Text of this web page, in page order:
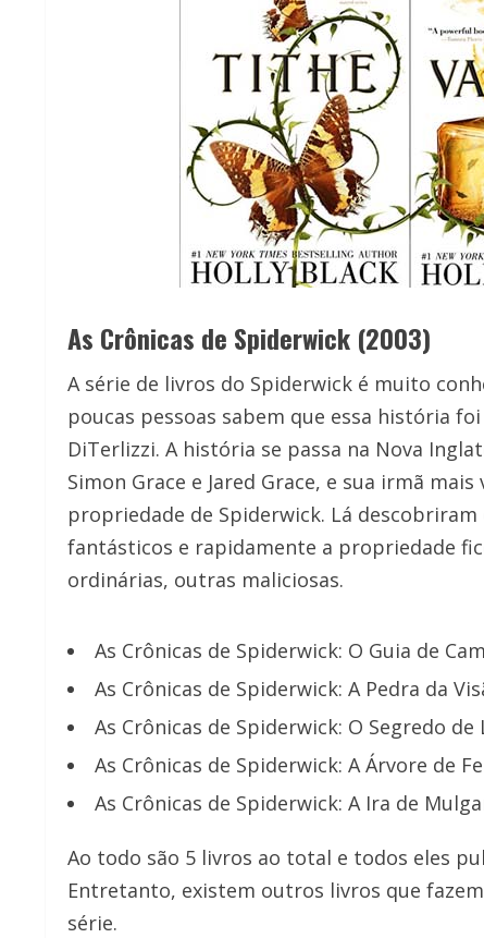
As Crônicas de Spiderwick (2003)
A série de livros do Spiderwick é muito
poucas pessoas sabem que essa história
DiTerlizzi. A história se passa na Nova
Simon Grace e Jared Grace, e sua irmã
propriedade de Spiderwick. Lá
fantásticos e rapidamente a propriedade
ordinárias, outras maliciosas.
As Crônicas de Spiderwick: O Guia de
As Crônicas de Spiderwick: A Pedra da
As Crônicas de Spiderwick: O Segredo de
As Crônicas de Spiderwick: A Árvore de
As Crônicas de Spiderwick: A Ira de
Ao todo são 5 livros ao total e todos eles
Entretanto, existem outros livros que
série.